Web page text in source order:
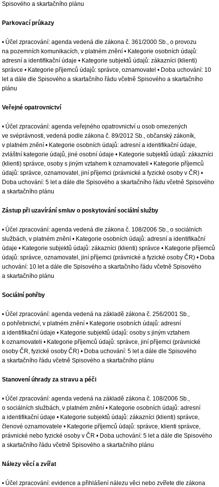
Spisového a skartačního plánu
Parkovací průkazy
• Účel zpracování: agenda vedená dle zákona č. 361/2000 Sb., o provozu
na pozemních komunikacích, v platném znění • Kategorie osobních údajů:
adresní a identifikační údaje • Kategorie subjektů údajů: zákazníci (klienti)
správce • Kategorie příjemců údajů: správce, oznamovatel • Doba uchování: 10
let a dále dle Spisového a skartačního řádu včetně Spisového a skartačního
plánu
Veřejné opatrovnictví
• Účel zpracování: agenda veřejného opatrovnictví u osob omezených
ve svéprávnosti, vedená podle zákona č. 89/2012 Sb., občanský zákoník,
v platném znění • Kategorie osobních údajů: adresní a identifikační údaje,
zvláštní kategorie údajů, jiné osobní údaje • Kategorie subjektů údajů: zákazníci
(klienti) správce, osoby s jiným vztahem k oznamovateli • Kategorie příjemců
údajů: správce, oznamovatel, jiní příjemci (právnické a fyzické osoby v ČR) •
Doba uchování: 5 let a dále dle Spisového a skartačního řádu včetně Spisového
a skartačního plánu
Zástup při uzavírání smluv o poskytování sociální služby
• Účel zpracování: agenda vedená dle zákona č. 108/2006 Sb., o sociálních
službách, v platném znění • Kategorie osobních údajů: adresní a identifikační
údaje • Kategorie subjektů údajů: zákazníci (klienti) správce • Kategorie příjemců
údajů: správce, oznamovatel, jiní příjemci (právnické a fyzické osoby ČR) • Doba
uchování: 10 let a dále dle Spisového a skartačního řádu včetně Spisového
a skartačního plánu
Sociální pohřby
• Účel zpracování: agenda vedená na základě zákona č. 256/2001 Sb.,
o pohřebnictví, v platném znění • Kategorie osobních údajů: adresní
a identifikační údaje • Kategorie subjektů údajů: osoby s jiným vztahem
k oznamovateli • Kategorie příjemců údajů: správce, jiní příjemci (právnické
osoby ČR, fyzické osoby ČR) • Doba uchování: 5 let a dále dle Spisového
a skartačního řádu včetně Spisového a skartačního plánu
Stanovení úhrady za stravu a péči
• Účel zpracování: agenda vedená na základě zákona č. 108/2006 Sb.,
o sociálních službách, v platném znění • Kategorie osobních údajů: adresní
a identifikační údaje • Kategorie subjektů údajů: zákazníci (klienti) správce,
členové oznamovatele • Kategorie příjemců údajů: správce, klienti správce,
právnické nebo fyzické osoby v ČR • Doba uchování: 5 let a dále dle Spisového
a skartačního řádu včetně Spisového a skartačního plánu
Nálezy věcí a zvířat
• Účel zpracování: evidence a přihlášení nálezu věci nebo zvířete dle zákona